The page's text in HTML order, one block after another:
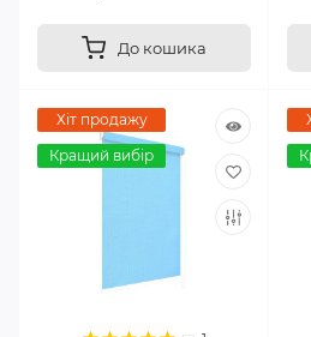
До кошика
Хіт продажу
Кращий вибір